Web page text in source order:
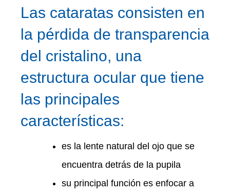
Las cataratas consisten en
la pérdida de transparencia
del cristalino, una
estructura ocular que tiene
las principales
características:
es la lente natural del ojo que se
encuentra detrás de la pupila
su principal función es enfocar a